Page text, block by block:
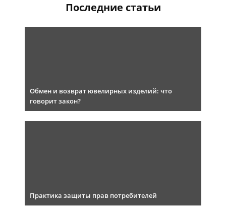
Последние статьи
Обмен и возврат ювелирных изделий: что
говорит закон?
Практика защиты прав потребителей